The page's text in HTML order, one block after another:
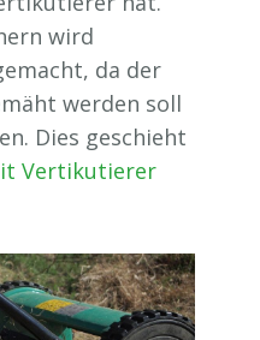
wird
da der
werden soll
Dies geschieht
Vertikutierer